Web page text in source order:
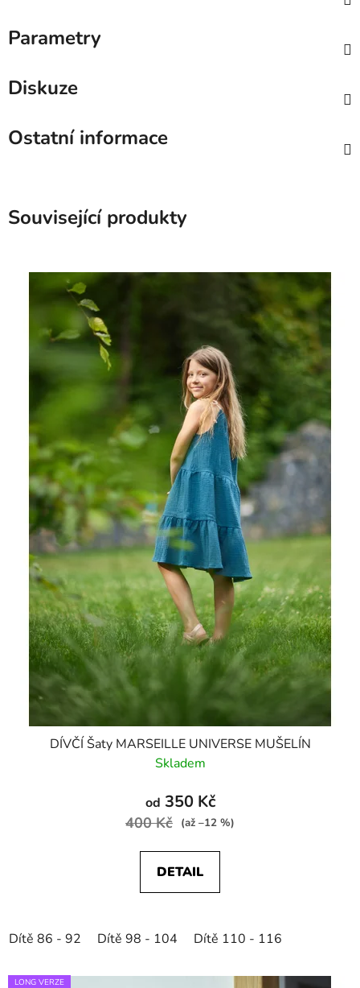
Parametry
Diskuze
Ostatní informace
Související produkty
DÍVČÍ Šaty MARSEILLE UNIVERSE MUŠELÍN
Skladem
od 350 Kč
400 Kč (až –12 %)
DETAIL
Dítě 86 - 92 Dítě 98 - 104 Dítě 110 - 116
LONG VERZE